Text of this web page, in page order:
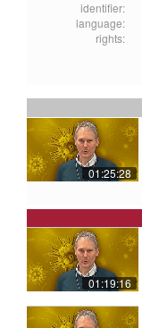
identifier:
language:
rights:
01:25:28
01:19:16